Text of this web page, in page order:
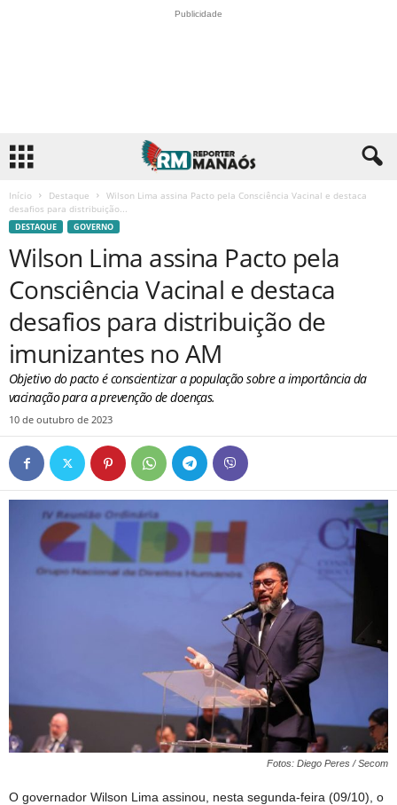
Publicidade
Início Destaque
Wilson Lima assina Pacto pela Consciência Vacinal e destaca
desafios para distribuição...
DESTAQUE GOVERNO
Wilson Lima assina Pacto pela
Consciência Vacinal e destaca
desafios para distribuição de
imunizantes no AM
Objetivo do pacto é conscientizar a população sobre a importância da
vacinação para a prevenção de doenças.
10 de outubro de 2023
Fotos: Diego Peres / Secom
O governador Wilson Lima assinou, nesta segunda-feira (09/10), o